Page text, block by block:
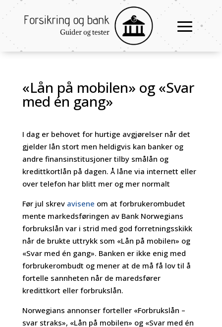
«Lån på mobilen» og «Svar
med én gang»
I dag er behovet for hurtige avgjørelser når det
gjelder lån stort men heldigvis kan banker og
andre finansinstitusjoner tilby smålån og
kredittkortlån på dagen. Å låne via internett eller
over telefon har blitt mer og mer normalt
Før jul skrev avisene om at forbrukerombudet
mente markedsføringen av Bank Norwegians
forbrukslån var i strid med god forretningsskikk
når de brukte uttrykk som «Lån på mobilen» og
«Svar med én gang». Banken er ikke enig med
forbrukerombudt og mener at de må få lov til å
fortelle sannheten når de maredsfører
kredittkort eller forbrukslån.
Norwegians annonser forteller «Forbrukslån –
svar straks», «Lån på mobilen» og «Svar med én